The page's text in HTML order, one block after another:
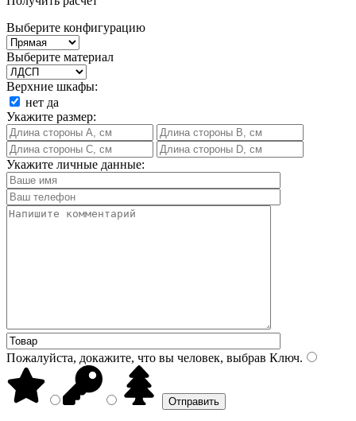
Выберите конфигурацию
Выберите материал
Верхние шкафы:
нет да
Укажите размер:
Укажите личные данные:
Пожалуйста, докажите, что вы человек, выбрав Ключ.